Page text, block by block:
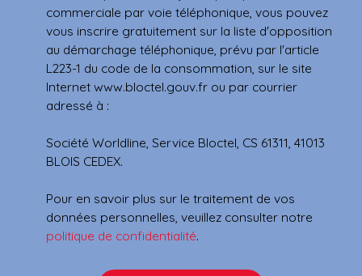
commerciale par voie téléphonique, vous pouvez
vous inscrire gratuitement sur la liste d'opposition
au démarchage téléphonique, prévu par l'article
L223-1 du code de la consommation, sur le site
Internet www.bloctel.gouv.fr ou par courrier
adressé à :
Société Worldline, Service Bloctel, CS 61311, 41013
BLOIS CEDEX.
Pour en savoir plus sur le traitement de vos
données personnelles, veuillez consulter notre
politique de confidentialité.